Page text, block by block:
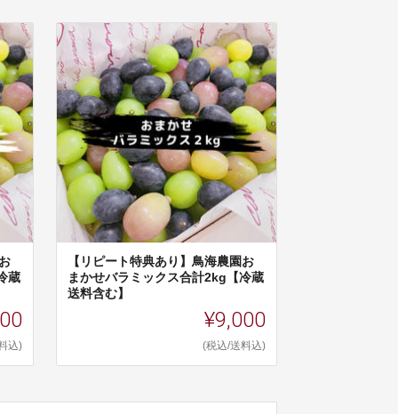
蔵
込)
【リピート特典あり】鳥海農園お
まかせバラミックス合計2kg【冷蔵
送料含む】
¥9,000
(税込/送料込)